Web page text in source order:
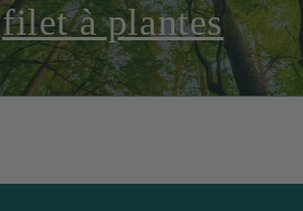
filet à plantes